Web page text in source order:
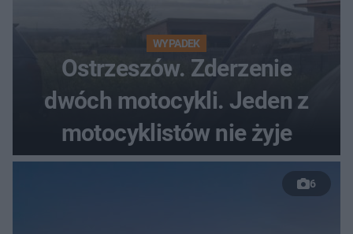
WYPADEK
Ostrzeszów. Zderzenie
dwóch motocykli. Jeden z
motocyklistów nie żyje
6